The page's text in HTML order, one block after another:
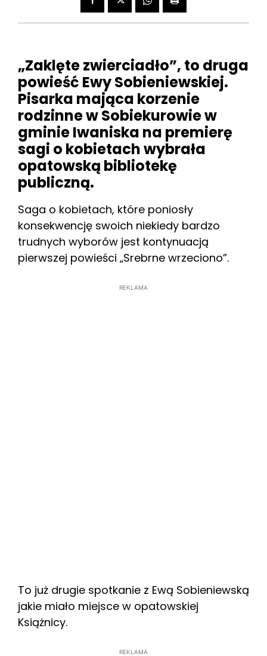
„Zaklęte zwierciadło”, to druga
powieść Ewy Sobieniewskiej.
Pisarka mająca korzenie
rodzinne w Sobiekurowie w
gminie Iwaniska na premierę
sagi o kobietach wybrała
opatowską bibliotekę
publiczną.
Saga o kobietach, które poniosły
konsekwencję swoich niekiedy bardzo
trudnych wyborów jest kontynuacją
pierwszej powieści „Srebrne wrzeciono”.
REKLAMA
To już drugie spotkanie z Ewą Sobieniewską
jakie miało miejsce w opatowskiej
Książnicy.
REKLAMA